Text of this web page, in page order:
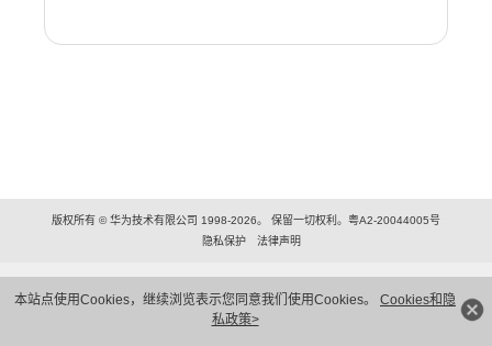
本站点使用Cookies，继续浏览表示您同意我们使用Cookies。 Cookies和隐
私政策>
版权所有 © 华为技术有限公司 1998-2026。 保留一切权利。粤A2-20044005号
隐私保护
法律声明